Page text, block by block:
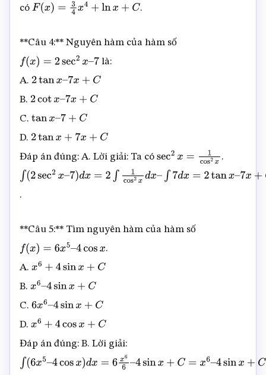
có F (x)= 34 4 + x +C .
**Câu 4:** Nguyên hàm của hàm số
f( x)= 2sec 2x–7
là:
A. 2 tanx–7 x+C
B. 2 cotx –7 x +C
C. tanx– +
C
D. 2 tanx+ x + C
Đáp án đúng: A. Lời giải: Ta có sec x=1cos2x .
∫( 2sec2x
–
7.
**Câu 5:** Tìm nguyên hàm của hàm số
f( x)= 6x 5–4 cosx
.
A. x6 4 sinx+ C
B. x6 4sinx+ C
C. 6x6 4sinx +C
D. x6 4 cosx+ C
Đáp án đúng: B. Lời giải:
∫( 6x5–